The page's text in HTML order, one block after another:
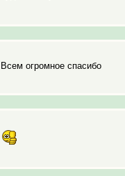
Всем огромное спасибо